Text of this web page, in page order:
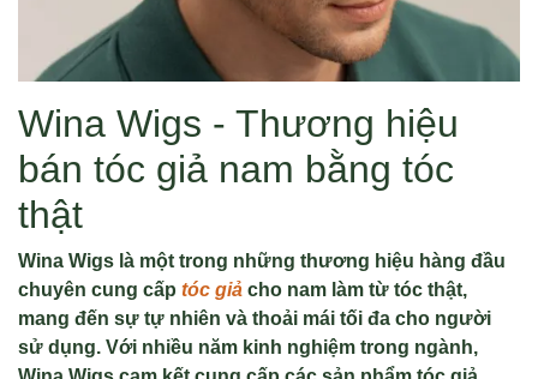
Wina Wigs - Thương hiệu
bán tóc giả nam bằng tóc
thật
Wina Wigs là một trong những thương hiệu hàng đầu
chuyên cung cấp tóc giả cho nam làm từ tóc thật,
mang đến sự tự nhiên và thoải mái tối đa cho người
sử dụng. Với nhiều năm kinh nghiệm trong ngành,